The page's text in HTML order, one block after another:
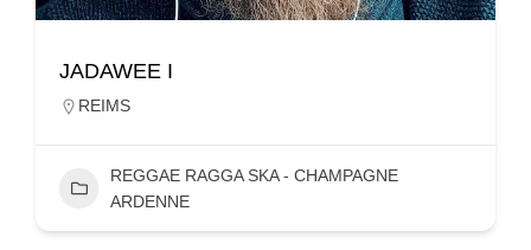
JADAWEE I
REIMS
REGGAE RAGGA SKA - CHAMPAGNE
ARDENNE